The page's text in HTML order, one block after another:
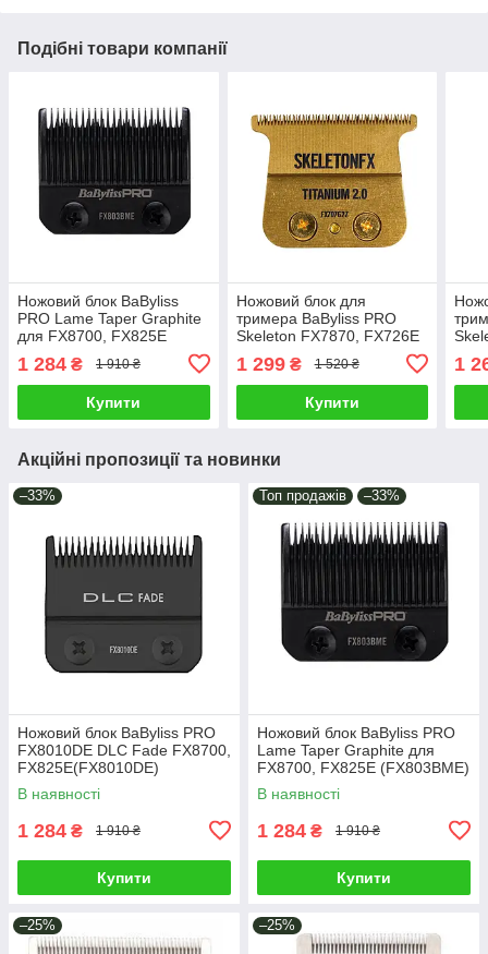
Подібні товари компанії
Ножовий блок BaByliss
PRO Lame Taper Graphite
для FX8700, FX825E
1 284 ₴ 1 910 ₴
Купити
Ножовий блок для
тримера BaByliss PRO
Skeleton FX7870, FX726E
GoldFX 2.0 (FX707G2ZE)
1 299₴ 1 520 ₴
Купити
1
Акційні пропозиції та новинки
–33%
Ножовий блок BaByliss PRO
FX8010DE DLC Fade FX8700,
FX825E(FX8010DE)
В наявності
1 284 ₴ 1 910 ₴
Купити
Топ продажів –33%
Ножовий блок BaByliss PRO
Lame Taper Graphite для
FX8700, FX825E (FX803BME)
В наявності
1 284 ₴ 1 910 ₴
Купити
–25% –25%